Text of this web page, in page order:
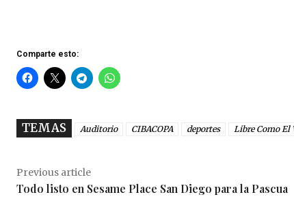
Comparte esto:
TEMAS Auditorio CIBACOPA deportes Libre Como El
Previous article
Todo listo en Sesame Place San Diego para la Pascua